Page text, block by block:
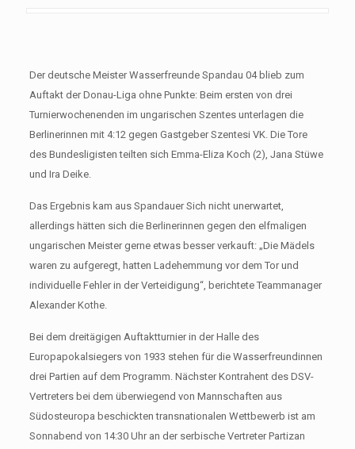
Der deutsche Meister Wasserfreunde Spandau 04 blieb zum
Auftakt der Donau-Liga ohne Punkte: Beim ersten von drei
Turnierwochenenden im ungarischen Szentes unterlagen die
Berlinerinnen mit 4:12 gegen Gastgeber Szentesi VK. Die Tore
des Bundesligisten teilten sich Emma-Eliza Koch (2), Jana Stüwe
und Ira Deike.
Das Ergebnis kam aus Spandauer Sich nicht unerwartet,
allerdings hätten sich die Berlinerinnen gegen den elfmaligen
ungarischen Meister gerne etwas besser verkauft: „Die Mädels
waren zu aufgeregt, hatten Ladehemmung vor dem Tor und
individuelle Fehler in der Verteidigung“, berichtete Teammanager
Alexander Kothe.
Bei dem dreitägigen Auftaktturnier in der Halle des
Europapokalsiegers von 1933 stehen für die Wasserfreundinnen
drei Partien auf dem Programm. Nächster Kontrahent des DSV-
Vertreters bei dem überwiegend von Mannschaften aus
Südosteuropa beschickten transnationalen Wettbewerb ist am
Sonnabend von 14:30 Uhr an der serbische Vertreter Partizan